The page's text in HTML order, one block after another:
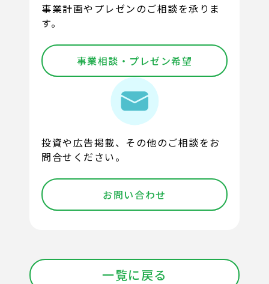
事業計画やプレゼンのご相談を承りま
す。
事業相談・プレゼン希望
投資や広告掲載、その他のご相談をお
問合せください。
お問い合わせ
一覧に戻る